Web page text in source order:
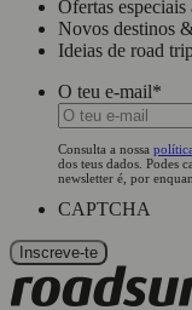
Ofertas
Novos destinos
Ideias de road
O teu e-mail*
Consulta a nossa
dos teus dados. Podes
newsletter é, por
CAPTCHA